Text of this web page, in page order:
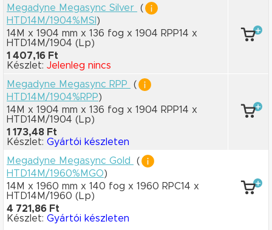
Megadyne Megasync Silver
(
HTD14M/1904%MSI )
14M x 1904 mm x 136 fog x 1904 RPP14 x
HTD14M/1904 (Lp)
1 407,16 Ft
Készlet: Jelenleg nincs
Megadyne Megasync RPP
(
HTD14M/1904%RPP)
14M x 1904 mm x 136 fog x 1904 RPP14 x
HTD14M/1904 (Lp)
1 173,48 Ft
Készlet: Gyártói készleten
Megadyne Megasync Gold
(
HTD14M/1960%MGO)
14M x 1960 mm x 140 fog x 1960 RPC14 x
HTD14M/1960 (Lp)
4 721,86 Ft
Készlet: Gyártói készleten